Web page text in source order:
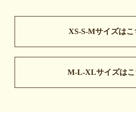
XS-S-Mサイズはこ
M-L-XLサイズはこ